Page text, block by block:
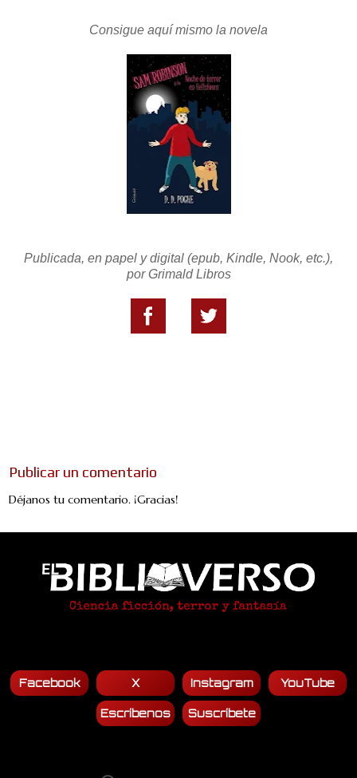
Consigue aquí mismo la novela
Publicada, en papel y digital (epub, Kindle, Nook, etc.),
por Grimald Libros
Publicar un comentario
Déjanos tu comentario. ¡Gracias!
Facebook X Instagram YouTube
Escríbenos Suscríbete